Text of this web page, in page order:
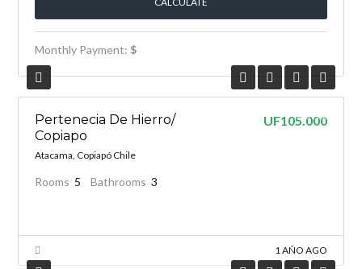
Monthly Payment: $
VENTA
Pertenecia De Hierro/
Copiapo
Atacama, Copiapó Chile
UF105.000
Rooms 5 Bathrooms 3
1 AÑO AGO